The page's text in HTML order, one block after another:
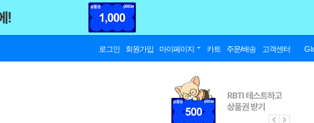
로그인 회원가입 마이페이지 카트 주문/배송 고객센터